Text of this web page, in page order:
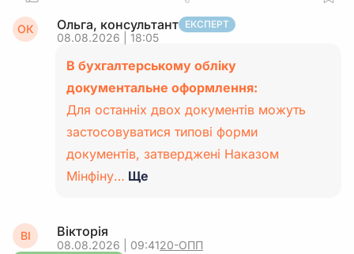
ОК Ольга, консультант ЕКСПЕРТ
08.08.2026 | 18:05
В бухгалтерському обліку
документальне оформлення:
Для останніх двох документів можуть
застосовуватися типові форми
документів, затверджені Наказом
Мінфіну… Ще
ВІ Вікторія
08.08.2026 | 09:4120-ОПП